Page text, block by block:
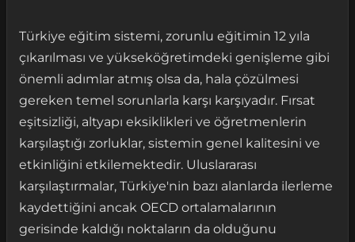
Türkiye eğitim sistemi, zorunlu eğitimin 12 yıla
çıkarılması ve yükseköğretimdeki genişleme gibi
önemli adımlar atmış olsa da, hala çözülmesi
gereken temel sorunlarla karşı karşıyadır. Fırsat
eşitsizliği, altyapı eksiklikleri ve öğretmenlerin
karşılaştığı zorluklar, sistemin genel kalitesini ve
etkinliğini etkilemektedir. Uluslararası
karşılaştırmalar, Türkiye'nin bazı alanlarda ilerleme
kaydettiğini ancak OECD ortalamalarının
gerisinde kaldığı noktaların da olduğunu